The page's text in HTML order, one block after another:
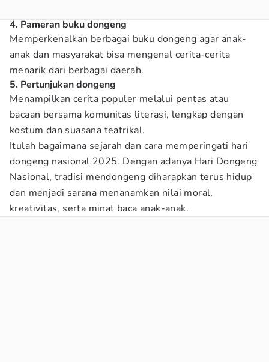
4. Pameran buku dongeng
Memperkenalkan berbagai buku dongeng agar anak-
anak dan masyarakat bisa mengenal cerita-cerita
menarik dari berbagai daerah.
5. Pertunjukan dongeng
Menampilkan cerita populer melalui pentas atau
bacaan bersama komunitas literasi, lengkap dengan
kostum dan suasana teatrikal.
Itulah bagaimana sejarah dan cara memperingati hari
dongeng nasional 2025. Dengan adanya Hari Dongeng
Nasional, tradisi mendongeng diharapkan terus hidup
dan menjadi sarana menanamkan nilai moral,
kreativitas, serta minat baca anak-anak.